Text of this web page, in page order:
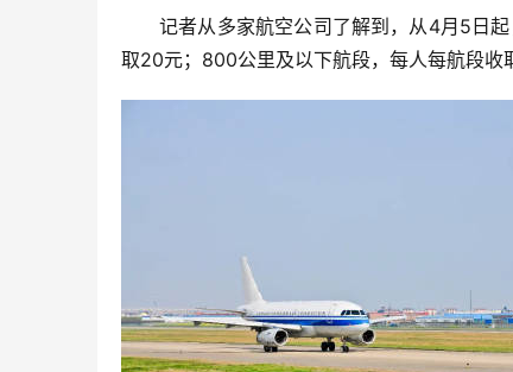
记者从多家航空公司了解到，从4月5日
取20元；800公里及以下航段，每人每航段收